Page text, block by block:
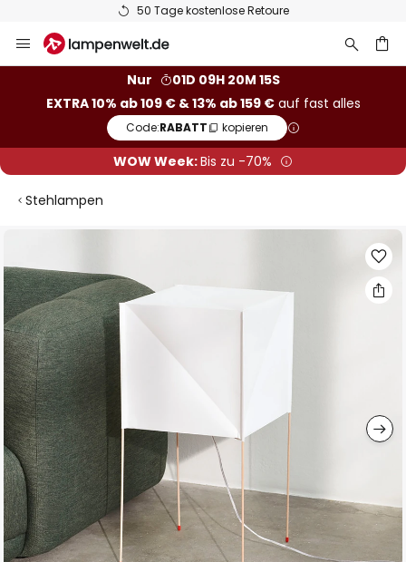
50 Tage kostenlose Retoure
Inhalt
Nur
01D 09H 20M 14S
EXTRA 10% ab 109 € & 13% ab 159 €auf fast alles
Code:RABATT kopieren
WOW Week:Bis zu -70%
Stehlampen
Ende
der
Bildgalerie
springen